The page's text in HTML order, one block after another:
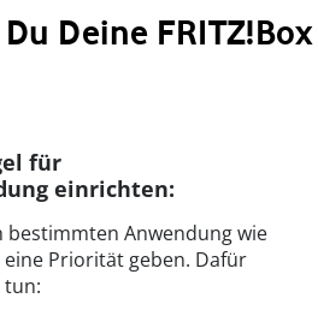
Deine FRITZ!Box
für
einrichten:
bestimmten Anwendung wie
eine Priorität geben. Dafür
tun: